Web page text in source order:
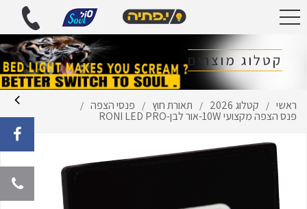
קטלוג מוצרים
ראשי / קטלוג 2026 / תאורת חוץ / פנסי הצפה /
פנס הצפה מקצועי 10W-אור לבן-RONI LED PRO